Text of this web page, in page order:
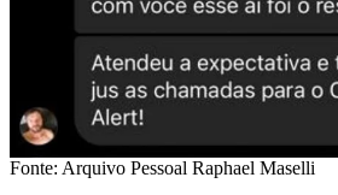
Fonte: Arquivo Pessoal Raphael Maselli